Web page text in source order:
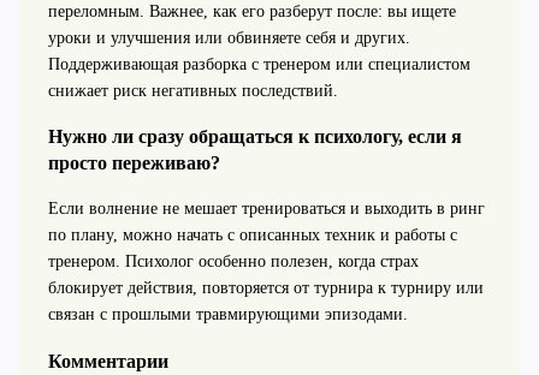
переломным. Важнее, как его разберут после: вы ищете
уроки и улучшения или обвиняете себя и других.
Поддерживающая разборка с тренером или специалистом
снижает риск негативных последствий.
Нужно ли сразу обращаться к психологу, если я
просто переживаю?
Если волнение не мешает тренироваться и выходить в ринг
по плану, можно начать с описанных техник и работы с
тренером. Психолог особенно полезен, когда страх
блокирует действия, повторяется от турнира к турниру или
связан с прошлыми травмирующими эпизодами.
Комментарии